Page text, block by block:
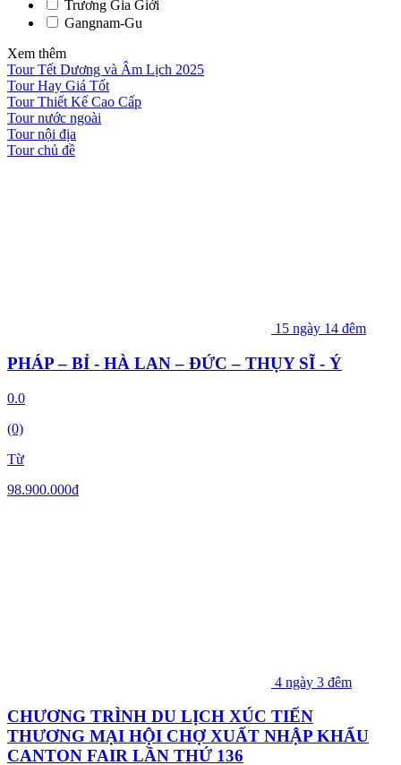
Trương Gia Giới
Gangnam-Gu
Xem thêm
Tour Tết Dương và Âm Lịch 2025
Tour Hay Giá Tốt
Tour Thiết Kế Cao Cấp
Tour nước ngoài
Tour nội địa
Tour chủ đề
15 ngày 14 đêm
PHÁP – BỈ - HÀ LAN – ĐỨC – THỤY SĨ - Ý
0.0
(0)
Từ
98.900.000đ
4 ngày 3 đêm
CHƯƠNG TRÌNH DU LỊCH XÚC TIẾN
THƯƠNG MẠI HỘI CHỢ XUẤT NHẬP KHẨU
CANTON FAIR LẦN THỨ 136